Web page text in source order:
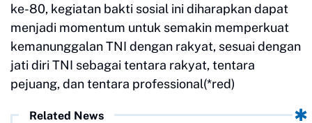
ke-80, kegiatan bakti sosial ini diharapkan dapat
menjadi momentum untuk semakin memperkuat
kemanunggalan TNI dengan rakyat, sesuai dengan
jati diri TNI sebagai tentara rakyat, tentara
pejuang, dan tentara professional(*red)
Related News